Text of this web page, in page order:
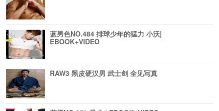
蓝男色NO.484 排球少年的猛力 小沃|
EBOOK+VIDEO
RAW3 黑皮硬汉男 武士剑 全见写真